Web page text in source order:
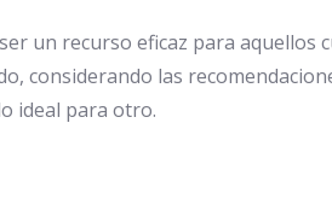
un recurso eficaz para
considerando las
ideal para otro.